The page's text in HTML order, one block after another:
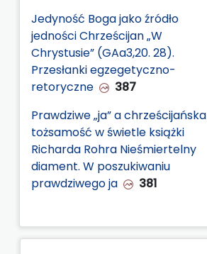
Jedyność Boga jako źródło
jedności Chrześcijan „W
Chrystusie” (GAa3,20. 28).
Przesłanki egzegetyczno-
retoryczne
387
Prawdziwe „ja” a chrześcijańska
tożsamość w świetle książki
Richarda Rohra Nieśmiertelny
diament. W poszukiwaniu
prawdziwego ja
381